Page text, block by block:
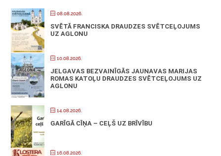
08.08.2026.
SVĒTĀ FRANCISKA DRAUDZES SVĒTCEĻOJUMS
UZ AGLONU
10.08.2026.
JELGAVAS BEZVAINĪGĀS JAUNAVAS MARIJAS
ROMAS KATOĻU DRAUDZES SVĒTCEĻOJUMS UZ
AGLONU
14.08.2026.
GARĪGĀ CĪŅA – CEĻŠ UZ BRĪVĪBU
16.08.2026.